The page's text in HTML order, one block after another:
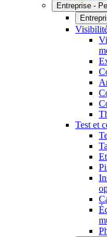
Entreprise -
Test et